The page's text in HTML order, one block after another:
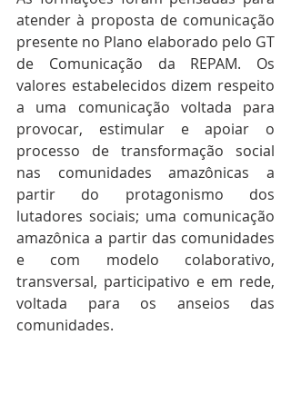
atender à proposta de comunicação
presente no Plano elaborado pelo GT
de Comunicação da REPAM. Os
valores estabelecidos dizem respeito
a uma comunicação voltada para
provocar, estimular e apoiar o
processo de transformação social
nas comunidades amazônicas a
partir do protagonismo dos
lutadores sociais; uma comunicação
amazônica a partir das comunidades
e com modelo colaborativo,
transversal, participativo e em rede,
voltada para os anseios das
comunidades.